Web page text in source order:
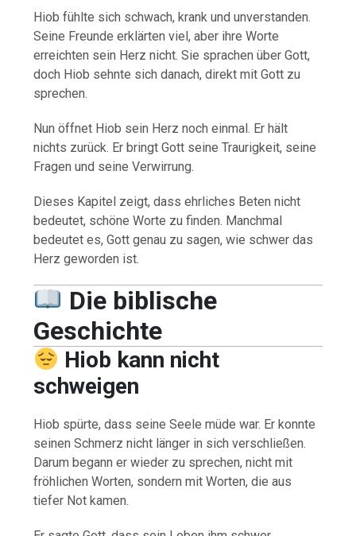
Hiob fühlte sich schwach, krank und unverstanden.
Seine Freunde erklärten viel, aber ihre Worte
erreichten sein Herz nicht. Sie sprachen über Gott,
doch Hiob sehnte sich danach, direkt mit Gott zu
sprechen.
Nun öffnet Hiob sein Herz noch einmal. Er hält
nichts zurück. Er bringt Gott seine Traurigkeit, seine
Fragen und seine Verwirrung.
Dieses Kapitel zeigt, dass ehrliches Beten nicht
bedeutet, schöne Worte zu finden. Manchmal
bedeutet es, Gott genau zu sagen, wie schwer das
Herz geworden ist.
Die biblische
Geschichte
Hiob kann nicht
schweigen
Hiob spürte, dass seine Seele müde war. Er konnte
seinen Schmerz nicht länger in sich verschließen.
Darum begann er wieder zu sprechen, nicht mit
fröhlichen Worten, sondern mit Worten, die aus
tiefer Not kamen.